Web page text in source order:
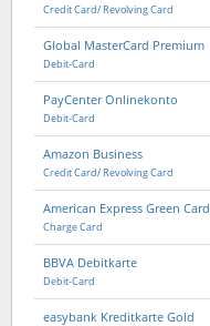
Credit Card/ Revolving Card
Global MasterCard Premium
Debit-Card
PayCenter Onlinekonto
Debit-Card
Amazon Business
Credit Card/ Revolving Card
American Express Green Card
Charge Card
BBVA Debitkarte
Debit-Card
easybank Kreditkarte Gold